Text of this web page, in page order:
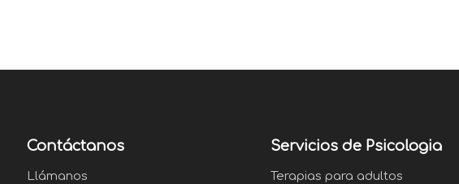
Contáctanos
Llámanos
Servicios de Psicologia
Terapias para adultos